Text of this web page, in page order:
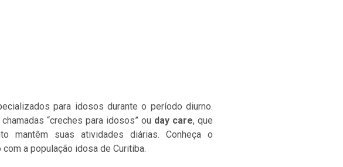
para idosos durante o período diurno.
“creches para idosos” ou day care, que
mantêm suas atividades diárias. Conheça o
a população idosa de Curitiba.